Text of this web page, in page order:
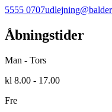
5555 0707
Åbningstider
Man - Tors
kl 8.00 - 17.00
Fre